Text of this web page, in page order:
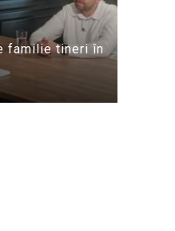
familie tineri în